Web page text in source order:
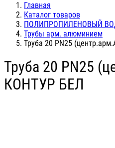
Главная
Каталог товаров
ПОЛИПРОПИЛЕНОВЫЙ
Трубы арм. алюминием
Труба 20 PN25
Труба 20 PN25
КОНТУР БЕЛ